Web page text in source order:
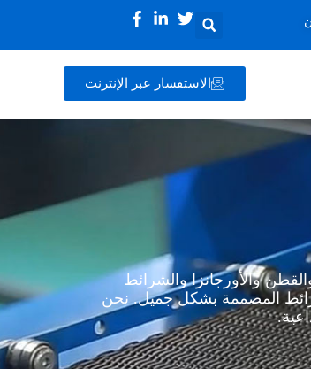
الاستفسار عبر الإنترنت
والأورجانزا والشرائط
المصممة بشكل جميل. نحن